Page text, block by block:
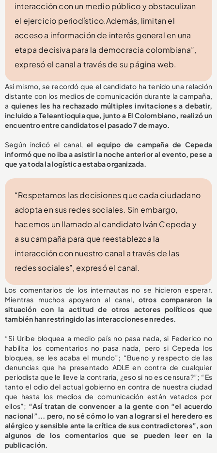
interacción con un medio público y obstaculizan
el ejercicio periodístico.Además, limitan el
acceso a información de interés general en una
etapa decisiva para la democracia colombiana”,
expresó el canal a través de su página web.
Así mismo, se recordó que el candidato ha tenido una relación
distante con los medios de comunicación durante la campaña,
a quienes les ha rechazado múltiples invitaciones a debatir,
incluido a Teleantioquia que, junto a El Colombiano, realizó un
encuentro entre candidatos el pasado 7 de mayo.
Según indicó el canal, el equipo de campaña de Cepeda
informó que no iba a asistir la noche anterior al evento, pese a
que ya toda la logística estaba organizada.
“Respetamos las decisiones que cada ciudadano
adopta en sus redes sociales. Sin embargo,
hacemos un llamado al candidato Iván Cepeda y
a su campaña para que reestablezca la
interacción con nuestro canal a través de las
redes sociales”, expresó el canal.
Los comentarios de los internautas no se hicieron esperar.
Mientras muchos apoyaron al canal, otros compararon la
situación con la actitud de otros actores políticos que
también han restringido las interacciones en redes.
“Si Uribe bloquea a medio país no pasa nada, si Federico no
habilita los comentarios no pasa nada, pero si Cepeda los
bloquea, se les acaba el mundo”; “Bueno y respecto de las
denuncias que ha presentado ADLE en contra de cualquier
periodista que le lleve la contraria, ¿eso si no es censura?”; “Es
tanto el odio del actual gobierno en contra de nuestra ciudad
que hasta los medios de comunicación están vetados por
ellos”; “Así tratan de convencer a la gente con “el acuerdo
nacional”... pero, no sé cómo lo van a lograr si el heredero es
alérgico y sensible ante la crítica de sus contradictores”, son
algunos de los comentarios que se pueden leer en la
publicación.